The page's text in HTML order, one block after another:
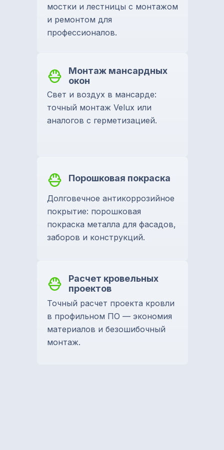
мостки и лестницы с монтажом
и ремонтом для
профессионалов.
Монтаж мансардных
окон
Свет и воздух в мансарде:
точный монтаж Velux или
аналогов с герметизацией.
Порошковая покраска
Долговечное антикоррозийное
покрытие: порошковая
покраска металла для фасадов,
заборов и конструкций.
Расчет кровельных
проектов
Точный расчет проекта кровли
в профильном ПО — экономия
материалов и безошибочный
монтаж.